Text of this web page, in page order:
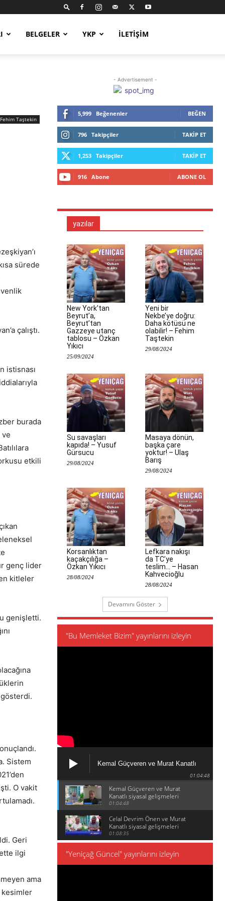
BELGELER YKP İLETIŞIM
Fehim Taştekin
sürede
çalıştı.
istisnası
burada
ve
etkili
genç lider
kitleler
genişletti.
gösterdi.
Sistem
O vakit
Geri
ilgi
ama
kesimler
- Advertisement -
5,999 Beğenenler BEĞEN
796 Takipçiler TAKIP ET
1,253 Takipçiler TAKIP ET
916 Abone ABONE OL
yazılar
New York’tan
Beyrut’a,
Beyrut’tan
Gazzeye utanç
tablosu – Özkan
Yıkıcı
25/09/2024
Yeni bir
Nekbe’ye doğru:
Daha kötüsü ne
olabilir! – Fehim
Taştekin
29/08/2024
Su savaşları
kapıda! – Yusuf
Gürsucu
29/08/2024
Masaya dönün,
başka çare
yoktur! – Ulaş
Barış
29/08/2024
Korsanlıktan
kaçakçılığa –
Özkan Yıkıcı
28/08/2024
Lefkara nakışı
da TC’ye
teslim… – Hasan
Kahvecioğlu
28/08/2024
Devamını Göster
"Bu Memleket Bizim" yayınlarını izleyin
Kemal Güçveren ve Murat Kanatlı
01:04:48
Kemal Güçveren ve Murat
Kanatlı siyasal gelişmeleri
konuşuyor
01:04:48
Celal Devrim Önen ve Murat
Kanatlı siyasal gelişmeleri
konuşuyor
01:08:35
"Yeniçağ Güncel" yayınlarını izleyin